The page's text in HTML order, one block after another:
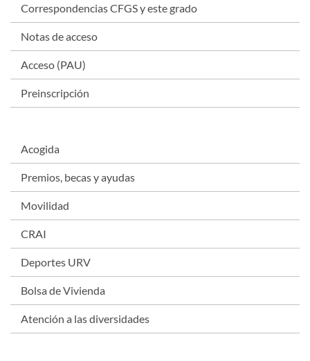
Correspondencias CFGS y este grado
Notas de acceso
Acceso (PAU)
Preinscripción
Acogida
Premios, becas y ayudas
Movilidad
CRAI
Deportes URV
Bolsa de Vivienda
Atención a las diversidades